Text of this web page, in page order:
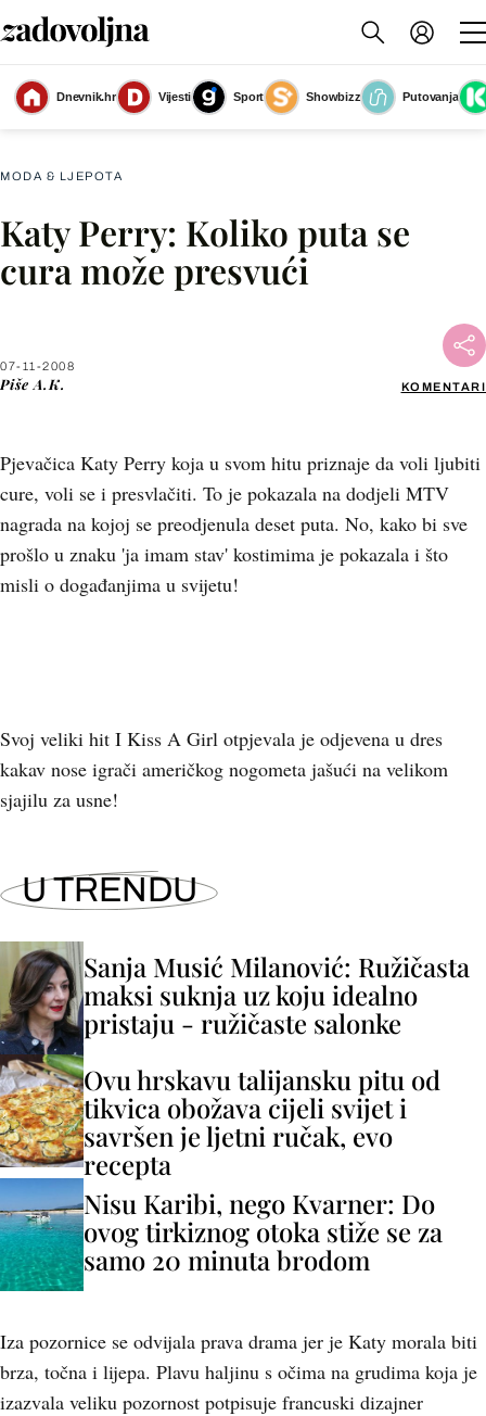
Dnevnik.hr Vijesti Sport Showbizz
Putovanja
Slika nije dostupna
MODA & LJEPOTA
Katy Perry: Koliko puta se
cura može presvući
07-11-2008
Piše A.K. KOMENTARI
Pjevačica Katy Perry koja u svom hitu priznaje da voli ljubiti
cure, voli se i presvlačiti. To je pokazala na dodjeli MTV
nagrada na kojoj se preodjenula deset puta. No, kako bi sve
prošlo u znaku 'ja imam stav' kostimima je pokazala i što
misli o događanjima u svijetu!
Facebook
Svoj veliki hit I Kiss A Girl otpjevala je odjevena u dres
kakav nose igrači američkog nogometa jašući na velikom
sjajilu za usne!
U TRENDU
Sanja Musić Milanović: Ružičasta
maksi suknja uz koju idealno
pristaju - ružičaste salonke
Ovu hrskavu talijansku pitu od
tikvica obožava cijeli svijet i
savršen je ljetni ručak, evo
recepta
Nisu Karibi, nego Kvarner: Do
ovog tirkiznog otoka stiže se za
samo 20 minuta brodom
Iza pozornice se odvijala prava drama jer je Katy morala biti
brza, točna i lijepa. Plavu haljinu s očima na grudima koja je
izazvala veliku pozornost potpisuje francuski dizajner